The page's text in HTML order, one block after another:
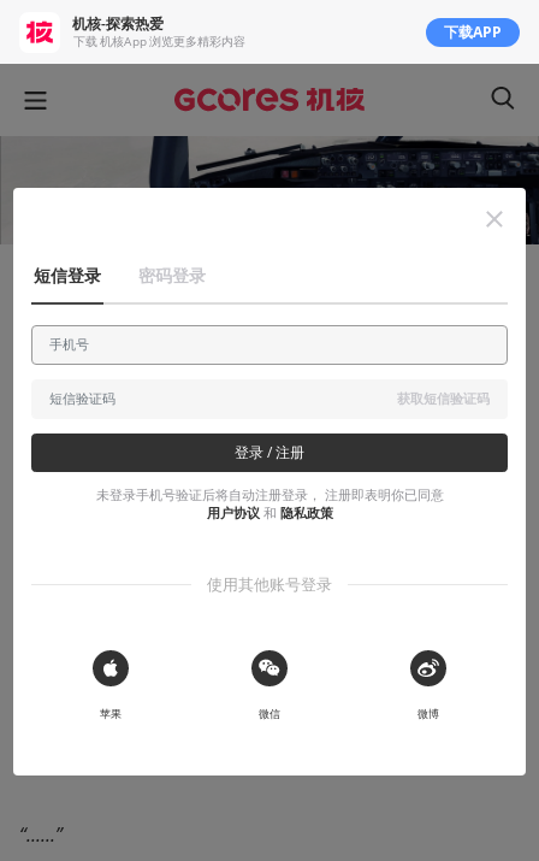
从模飞到真飞：为了天空！
我终于明白一个道理，就算当了飞行员也还是没有女朋友
“您好，模拟飞行如果有兴趣的话可以试一下喔”
“......我是飞行员，你这套装备我家里也有所以我来看一下”
“......”
机核-探索热爱
下载 机核App 浏览更多精彩内容 下载APP
短信登录 密码登录
获取短信验证码
登录 / 注册
未登录手机号验证后将自动注册登录， 注册即表明你已同意
用户协议 和 隐私政策
使用其他账号登录
 Sign in with Apple
苹果 微信 微博